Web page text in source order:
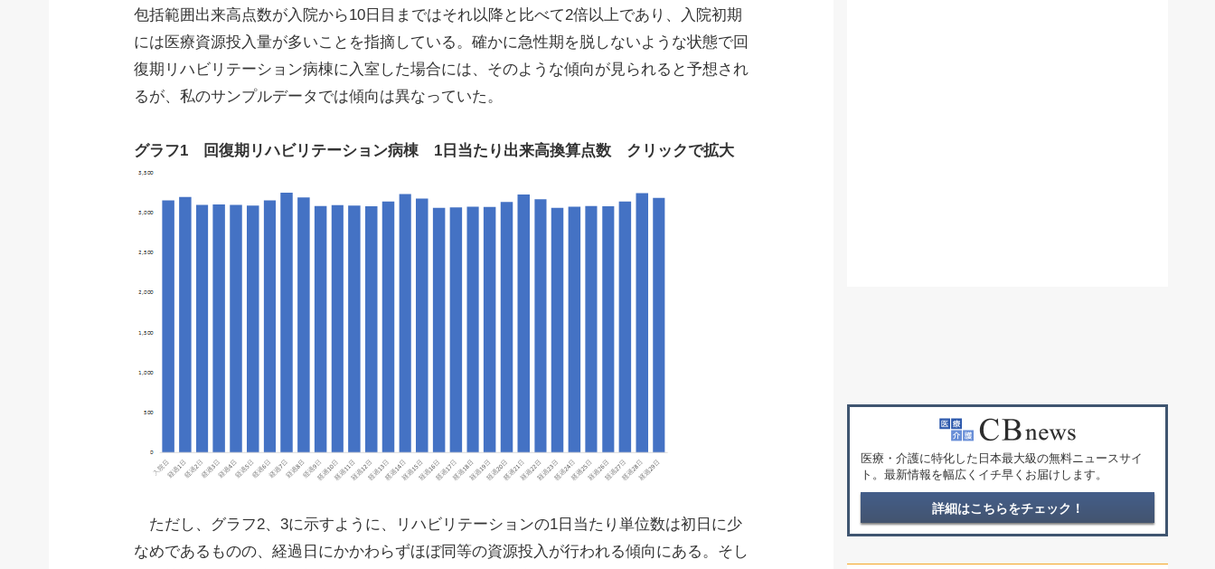
包括範囲出来高点数が入院から10日目まではそれ以降と比べて2倍以上であり、入院初期
には医療資源投入量が多いことを指摘している。確かに急性期を脱しないような状態で回
復期リハビリテーション病棟に入室した場合には、そのような傾向が見られると予想され
るが、私のサンプルデータでは傾向は異なっていた。
グラフ1 回復期リハビリテーション病棟 1日当たり出来高換算点数 クリックで拡大
ただし、グラフ2、3に示すように、リハビリテーションの1日当たり単位数は初日に少
なめであるものの、経過日にかかわらずほぼ同等の資源投入が行われる傾向にある。そし
医療・介護に特化した日本最大級の無料ニュースサイ
ト。最新情報を幅広くイチ早くお届けします。
詳細はこちらをチェック！